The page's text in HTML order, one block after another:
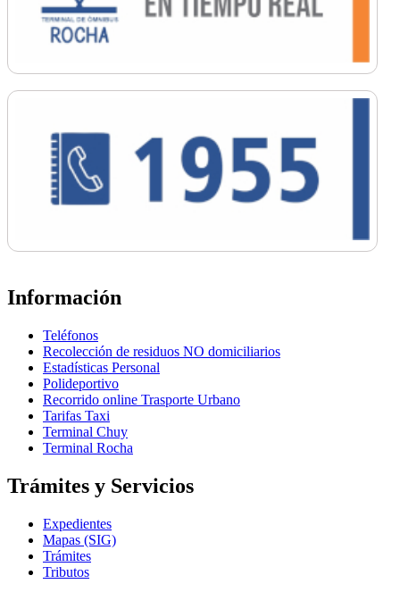
Información
Teléfonos
Recolección de residuos NO domiciliarios
Estadísticas Personal
Polideportivo
Recorrido online Trasporte Urbano
Tarifas Taxi
Terminal Chuy
Terminal Rocha
Trámites y Servicios
Expedientes
Mapas (SIG)
Trámites
Tributos